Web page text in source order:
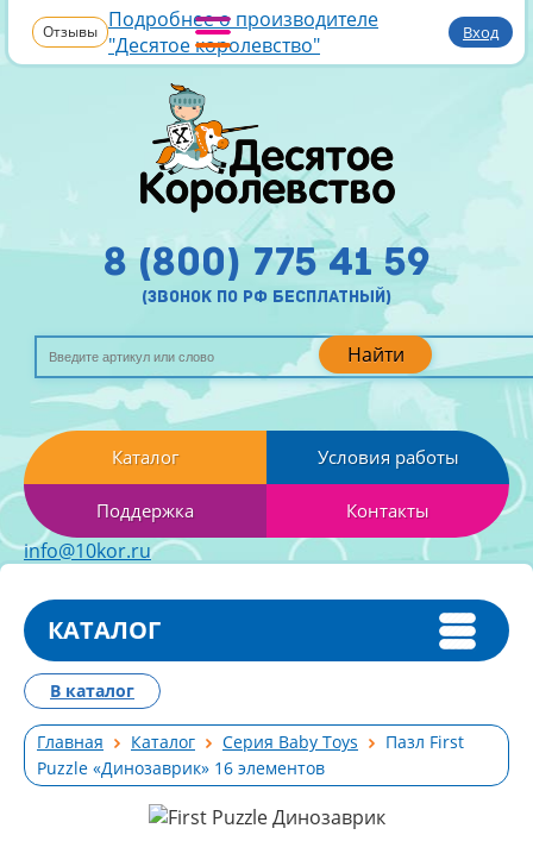
Отзывы Подробнее о производителе
"Десятое королевство"
Вход
Найти
8 (800) 775 41 59
(звонок по рф бесплатный)
Каталог Условия работы
Поддержка Контакты
info@10kor.ru
КАТАЛОГ
Главная Каталог Серия Baby Toys
Пазл First
Puzzle «Динозаврик» 16 элементов
В каталог